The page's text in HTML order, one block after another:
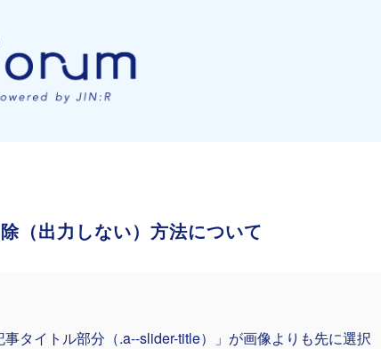
（出力しない）方法について
タイトル部分（.a--slider-title）」が画像よりも先に選択